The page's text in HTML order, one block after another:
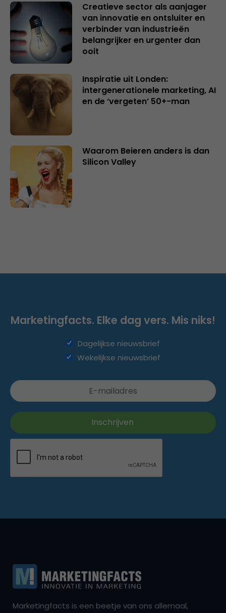
Creatieve sector als aanjager
van innovatie en ontsluiter en
verbinder van industrieën
belangrijker en urgenter dan
ooit
Inspiratie uit Londen:
intergenerationele marketing, AI
en de ‘vergeten’ 50+-man
Waarom Beieren anders is dan
Silicon Valley
Marketingfacts. Elke dag vers. Mis niks!
Dagelijkse nieuwsbrief
Wekelijkse nieuwsbrief
Marketingfacts is een beetje van ons allemaal,